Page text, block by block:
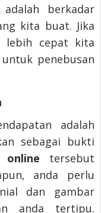
berkadar
kita buat. Jika
lebih cepat kita
penebusan
adalah
sebagai bukti
online tersebut
anda perlu
dan gambar
anda tertipu.